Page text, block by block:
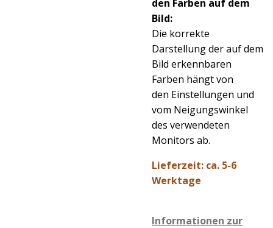
den Farben auf dem
Bild:
Die korrekte
Darstellung der auf dem
Bild erkennbaren
Farben hängt von
den Einstellungen und
vom Neigungswinkel
des verwendeten
Monitors ab.
Lieferzeit: ca. 5-6
Werktage
Informationen zur